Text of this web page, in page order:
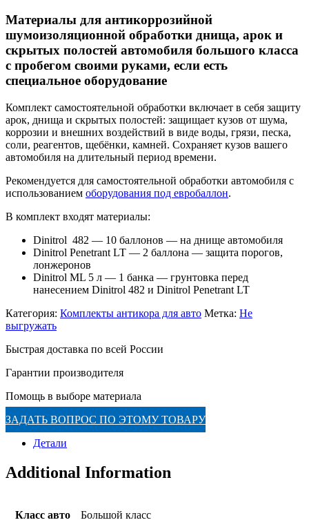
Материалы для антикоррозийной
шумоизоляционной обработки днища, арок и
скрытых полостей автомобиля большого класса
с пробегом своими руками, если есть
специальное оборудование
Комплект самостоятельной обработки включает в себя защиту
арок, днища и скрытых полостей: защищает кузов от шума,
коррозии и внешних воздействий в виде воды, грязи, песка,
соли, реагентов, щебёнки, камней. Сохраняет кузов вашего
автомобиля на длительный период времени.
Рекомендуется для самостоятельной обработки автомобиля с
использованием оборудования под евробаллон.
В комплект входят материалы:
Dinitrol 482 — 10 баллонов — на днище автомобиля
Dinitrol Penetrant LT — 2 баллона — защита порогов,
лонжеронов
Dinitrol ML 5 л — 1 банка — грунтовка перед
нанесением Dinitrol 482 и Dinitrol Penetrant LT
Категория: Комплекты антикора для авто Метка: Не
выгружать
Быстрая доставка по всей России
Гарантии производителя
Помощь в выборе материала
ЗАДАТЬ ВОПРОС ПО ЭТОМУ ТОВАРУ
Детали
Additional Information
Класс авто Большой класс